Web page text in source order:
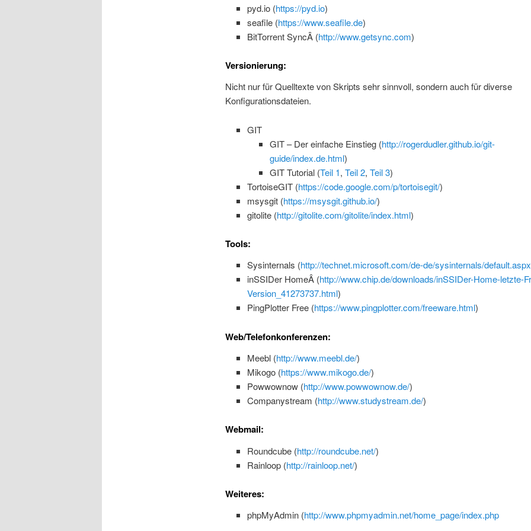
pyd.io (https://pyd.io)
seafile (https://www.seafile.de)
BitTorrent SyncÂ (http://www.getsync.com)
Versionierung:
Nicht nur für Quelltexte von Skripts sehr sinnvoll, sondern auch für diverse
Konfigurationsdateien.
GIT
GIT – Der einfache Einstieg (http://rogerdudler.github.io/git-
guide/index.de.html)
GIT Tutorial (Teil 1, Teil 2, Teil 3)
TortoiseGIT (https://code.google.com/p/tortoisegit/)
msysgit (https://msysgit.github.io/)
gitolite (http://gitolite.com/gitolite/index.html)
Tools:
Sysinternals (http://technet.microsoft.com/de-de/sysinternals/default.aspx
inSSIDer HomeÂ (http://www.chip.de/downloads/inSSIDer-Home-letzte-
Version_41273737.html)
PingPlotter Free (https://www.pingplotter.com/freeware.html)
Web/Telefonkonferenzen:
Meebl (http://www.meebl.de/)
Mikogo (https://www.mikogo.de/)
Powwownow (http://www.powwownow.de/)
Companystream (http://www.studystream.de/)
Webmail:
Roundcube (http://roundcube.net/)
Rainloop (http://rainloop.net/)
Weiteres:
phpMyAdmin (http://www.phpmyadmin.net/home_page/index.php